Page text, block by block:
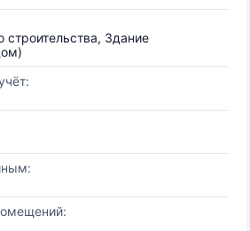
строительства, Здание